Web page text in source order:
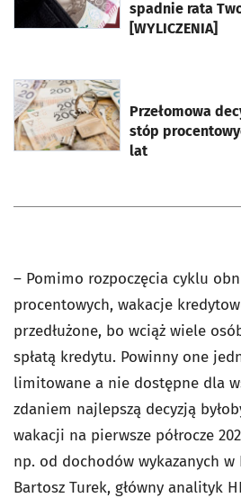
spadnie rata
[WYLICZENIA]
Przełomowa
stóp
lat
otworzy się w nowej karcie
– Pomimo rozpoczęcia cyklu
procentowych, wakacje
przedłużone, bo wciąż wiele
spłatą kredytu. Powinny one
limitowane a nie dostępne dla
zdaniem najlepszą decyzją
wakacji na pierwsze półrocze
np. od dochodów wykazanych w
Bartosz Turek, główny analityk